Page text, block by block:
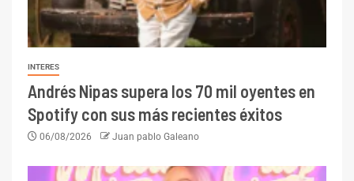
INTERES
Andrés Nipas supera los 70 mil oyentes en
Spotify con sus más recientes éxitos
06/08/2026 Juan pablo Galeano